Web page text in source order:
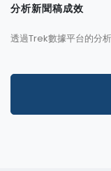
分析新聞稿成效
透過Trek數據平台的分